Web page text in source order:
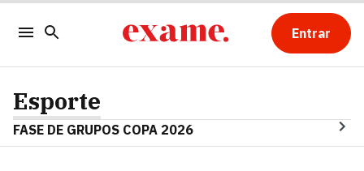
Entrar
Esporte
FASE DE GRUPOS COPA 2026